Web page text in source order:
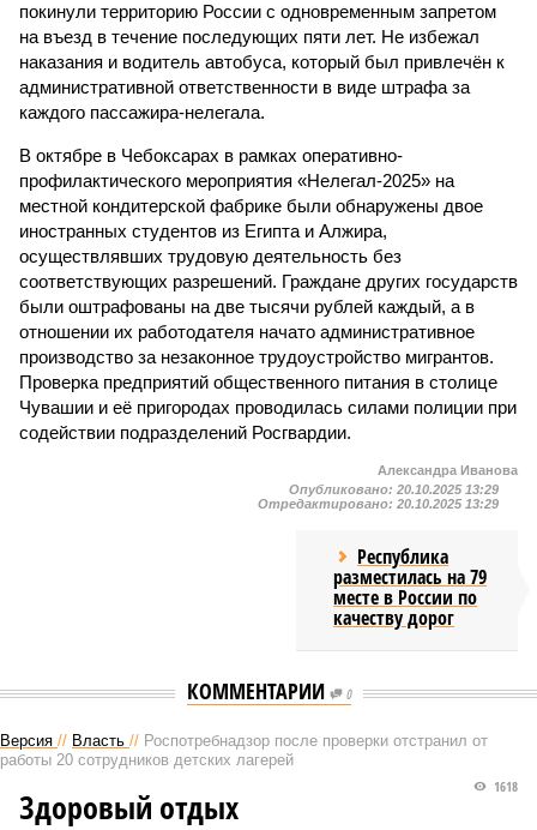
покинули территорию России с одновременным запретом
на въезд в течение последующих пяти лет. Не избежал
наказания и водитель автобуса, который был привлечён к
административной ответственности в виде штрафа за
каждого пассажира-нелегала.
В октябре в Чебоксарах в рамках оперативно-
профилактического мероприятия «Нелегал-2025» на
местной кондитерской фабрике были обнаружены двое
иностранных студентов из Египта и Алжира,
осуществлявших трудовую деятельность без
соответствующих разрешений. Граждане других государств
были оштрафованы на две тысячи рублей каждый, а в
отношении их работодателя начато административное
производство за незаконное трудоустройство мигрантов.
Проверка предприятий общественного питания в столице
Чувашии и её пригородах проводилась силами полиции при
содействии подразделений Росгвардии.
Александра Иванова
Опубликовано: 20.10.2025 13:29
Отредактировано: 20.10.2025 13:29
Республика
разместилась на 79
месте в России по
качеству дорог
КОММЕНТАРИИ 0
Версия // Власть // Роспотребнадзор после проверки отстранил от
работы 20 сотрудников детских лагерей
1618
Здоровый отдых